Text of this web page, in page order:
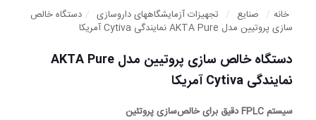
خانه / صنایع / تجهیزات آزمایشگاههای داروسازی / دستگاه خالص
سازی پروتیین مدل AKTA Pure نمایندگی Cytiva آمریکا
دستگاه خالص سازی پروتیین مدل AKTA Pure
نمایندگی Cytiva آمریکا
سیستم FPLC دقیق برای خالص‌سازی پروتئین